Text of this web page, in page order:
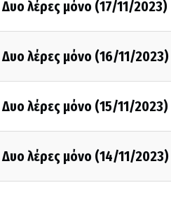
Δυο λέρες μόνο (17/11/2023)
Δυο λέρες μόνο (16/11/2023)
Δυο λέρες μόνο (15/11/2023)
Δυο λέρες μόνο (14/11/2023)